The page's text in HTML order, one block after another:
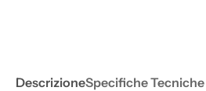
1:18
1:18
DescrizioneSpecifiche Tecniche